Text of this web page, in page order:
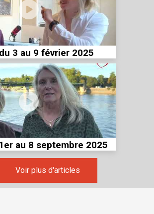
3 au 9 février 2025
au 8 septembre 2025
Voir plus d'articles